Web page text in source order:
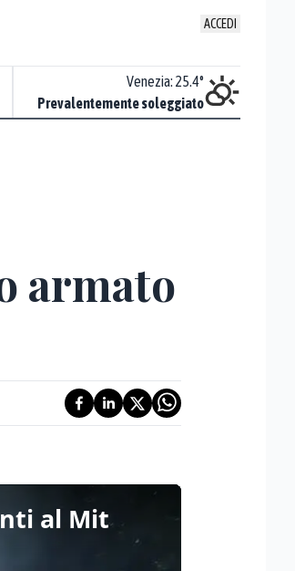
ACCEDI
Venezia: 25.4°
Prevalentemente soleggiato
armato
al Mit